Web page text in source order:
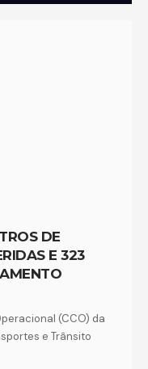
DE
E 323
(CCO) da
e Trânsito